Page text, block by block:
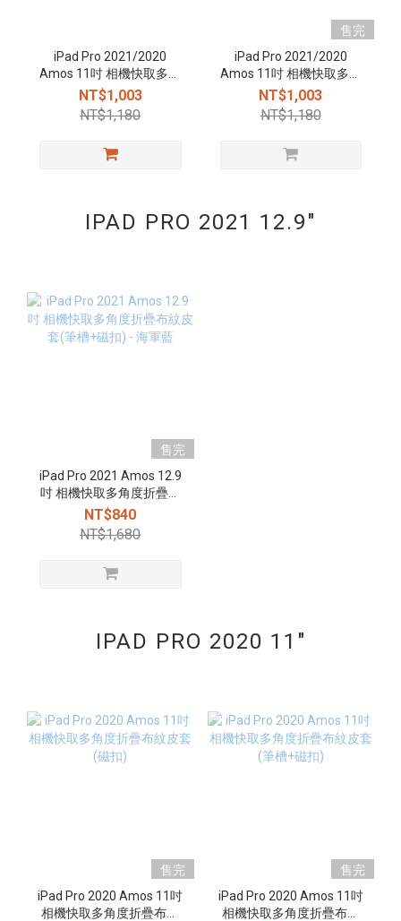
iPad Pro 2021/2020
Amos 11吋 相機快取多角
度折疊布紋皮套(磁扣) - 櫻
花粉
NT$1,003
NT$1,180
售完
iPad Pro 2021/2020
Amos 11吋 相機快取多角
度折疊布紋皮套(磁扣) - 海
軍藍
NT$1,003
NT$1,180
IPAD PRO 2021 12.9"
售完
iPad Pro 2021 Amos 12.9
吋 相機快取多角度折疊布
紋皮套(筆槽+磁扣) - 海軍
藍
NT$840
NT$1,680
IPAD PRO 2020 11"
售完
iPad Pro 2020 Amos 11吋
相機快取多角度折疊布紋
售完
iPad Pro 2020 Amos 11吋
相機快取多角度折疊布紋